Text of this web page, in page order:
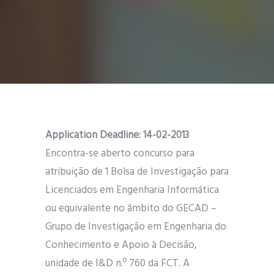
Application Deadline:14-02-2013
Encontra-se aberto concurso para
atribuição de 1 Bolsa de Investigação para
Licenciados em Engenharia Informática
ou equivalente no âmbito do GECAD –
Grupo de Investigação em Engenharia do
Conhecimento e Apoio à Decisão,
unidade de I&D n.º 760 da FCT. A